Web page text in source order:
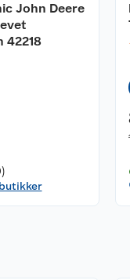
John Deere
42218